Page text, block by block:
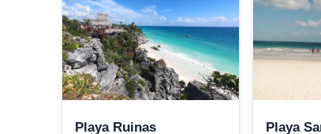
Playa Ruinas Playa